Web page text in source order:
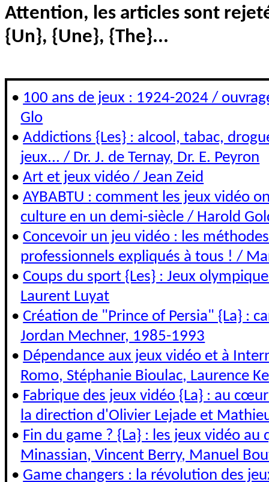
Attention, les articles sont
{Un}, {Une}, {The}...
• 100 ans de jeux : 1924-2024 /
Glo
•Addictions {Les} : alcool, tabac,
jeux... / Dr. J. de Ternay, Dr. E. Peyron
•Art et jeux vidéo / Jean Zeid
•AYBABTU : comment les jeux vidéo
culture en un demi-siècle / Harold
• Concevoir un jeu vidéo : les
professionnels expliqués à tous ! /
• Coups du sport {Les} : Jeux
Laurent Luyat
• Création de "Prince of Persia" {La} :
Jordan Mechner, 1985-1993
• Dépendance aux jeux vidéo et à
Romo, Stéphanie Bioulac, Laurence
• Fabrique des jeux vidéo {La} : au
la direction d'Olivier Lejade et
• Fin du game ? {La} : les jeux vidéo
Minassian, Vincent Berry, Manuel
• Game changers : la révolution des